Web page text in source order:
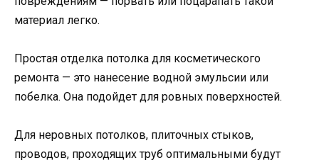
материал легко.
Простая отделка потолка для косметического
ремонта — это нанесение водной эмульсии или
побелка. Она подойдет для ровных поверхностей.
Для неровных потолков, плиточных стыков,
проводов, проходящих труб оптимальными будут